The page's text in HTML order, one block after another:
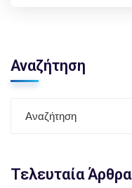
Αναζήτηση
Τελευταία Άρθρα